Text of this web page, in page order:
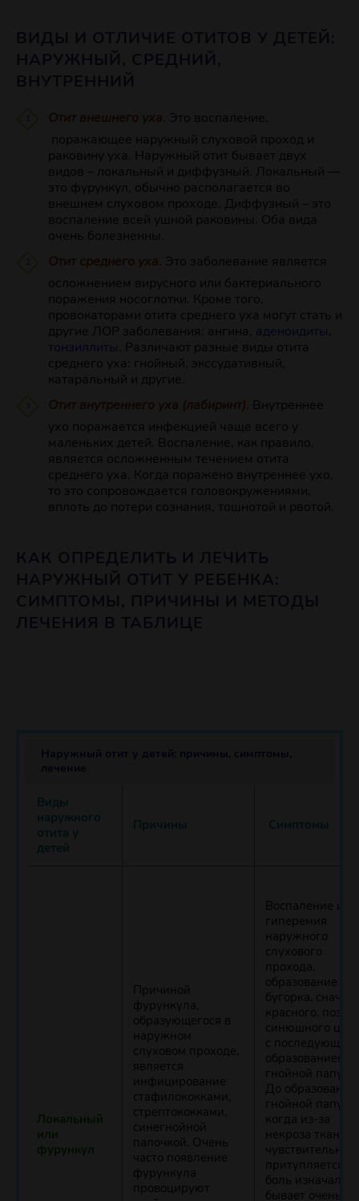
Отит внешнего уха . Это воспаление,
поражающее наружный слуховой проход и
раковину уха. Наружный отит бывает двух
видов – локальный и диффузный. Локальный —
это фурункул, обычно располагается во
внешнем слуховом проходе. Диффузный – это
воспаление всей ушной раковины. Оба вида
очень болезненны.
Отит среднего уха. Это заболевание является
осложнением вирусного или бактериального
поражения носоглотки. Кроме того,
провокаторами отита среднего уха могут стать и
другие ЛОР заболевания: ангина, аденоидиты
тонзиллиты
. Различают разные виды отита
среднего уха: гнойный, экссудативный,
катаральный и другие.
Отит внутреннего уха (лабиринт) . Внутреннее
ухо поражается инфекцией чаще всего у
маленьких детей. Воспаление, как правило,
является осложненным течением отита
среднего уха. Когда поражено внутреннее ухо,
то это сопровождается головокружениями,
вплоть до потери сознания, тошнотой и рвотой.
Виды
наружного
отита у
детей
Причины Симптомы
Локальный
или
фурункул
Причиной
фурункула,
образующегося в
наружном
слуховом проходе,
является
инфицирование
стафилококками,
стрептококками,
синегнойной
палочкой. Очень
часто появление
фурункула
провоцируют
Воспаление и
гиперемия
наружного
слухового
прохода,
образование
бугорка,
красного, позже
синюшного
с последующим
образованием
гнойной
До образования
гнойной
когда из-за
некроза тканей
притупляется,
боль
бывает очень